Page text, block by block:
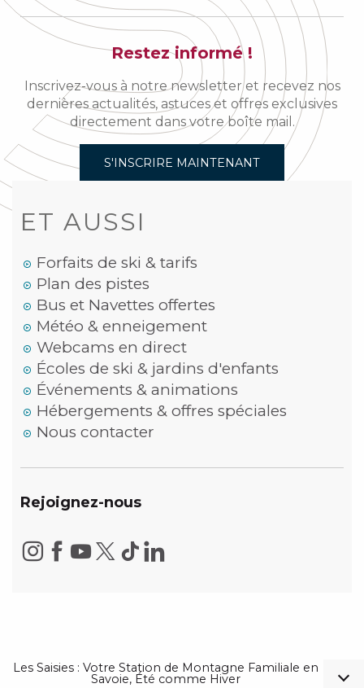
Restez informé !
Inscrivez-vous à notre newsletter et recevez nos
dernières actualités, astuces et offres exclusives
directement dans votre boîte mail.
S'INSCRIRE MAINTENANT
ET AUSSI
Forfaits de ski & tarifs
Plan des pistes
Bus et Navettes offertes
Météo & enneigement
Webcams en direct
Écoles de ski & jardins d'enfants
Événements & animations
Hébergements & offres spéciales
Nous contacter
Rejoignez-nous
Les Saisies : Votre Station de Montagne Familiale en
Savoie, Été comme Hiver